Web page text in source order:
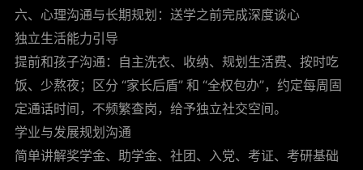
六、心理沟通与长期规划：送学之前完成深度谈心
独立生活能力引导
提前和孩子沟通：自主洗衣、收纳、规划生活费、按时吃
饭、少熬夜；区分 “家长后盾” 和 “全权包办”，约定每周固
定通话时间，不频繁查岗，给予独立社交空间。
学业与发展规划沟通
简单讲解奖学金、助学金、社团、入党、考证、考研基础